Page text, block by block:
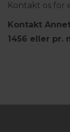
Kontakt os for
Kontakt
1456 eller pr.